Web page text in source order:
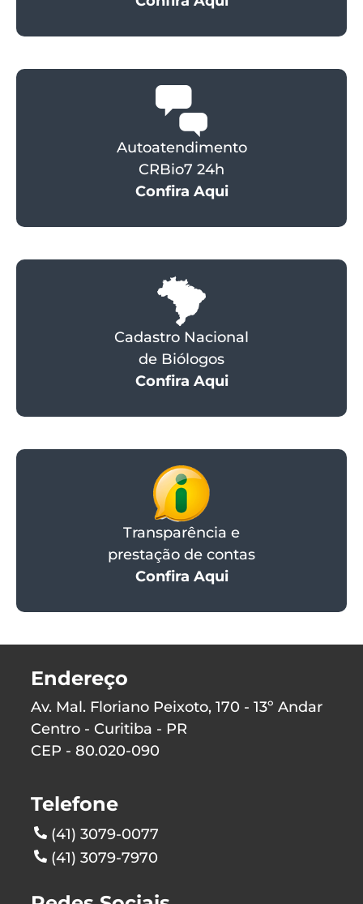
Autoatendimento
CRBio7 24h
Confira Aqui
Cadastro Nacional
de Biólogos
Confira Aqui
Transparência e
prestação de contas
Confira Aqui
Endereço
Av. Mal. Floriano Peixoto, 170 - 13º Andar
Centro - Curitiba - PR
CEP - 80.020-090
Telefone
(41) 3079-0077
(41) 3079-7970